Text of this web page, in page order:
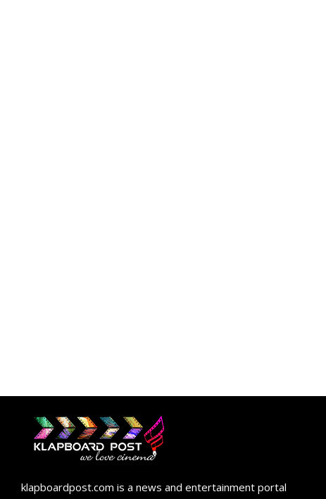
klapboardpost.com is a news and entertainment portal